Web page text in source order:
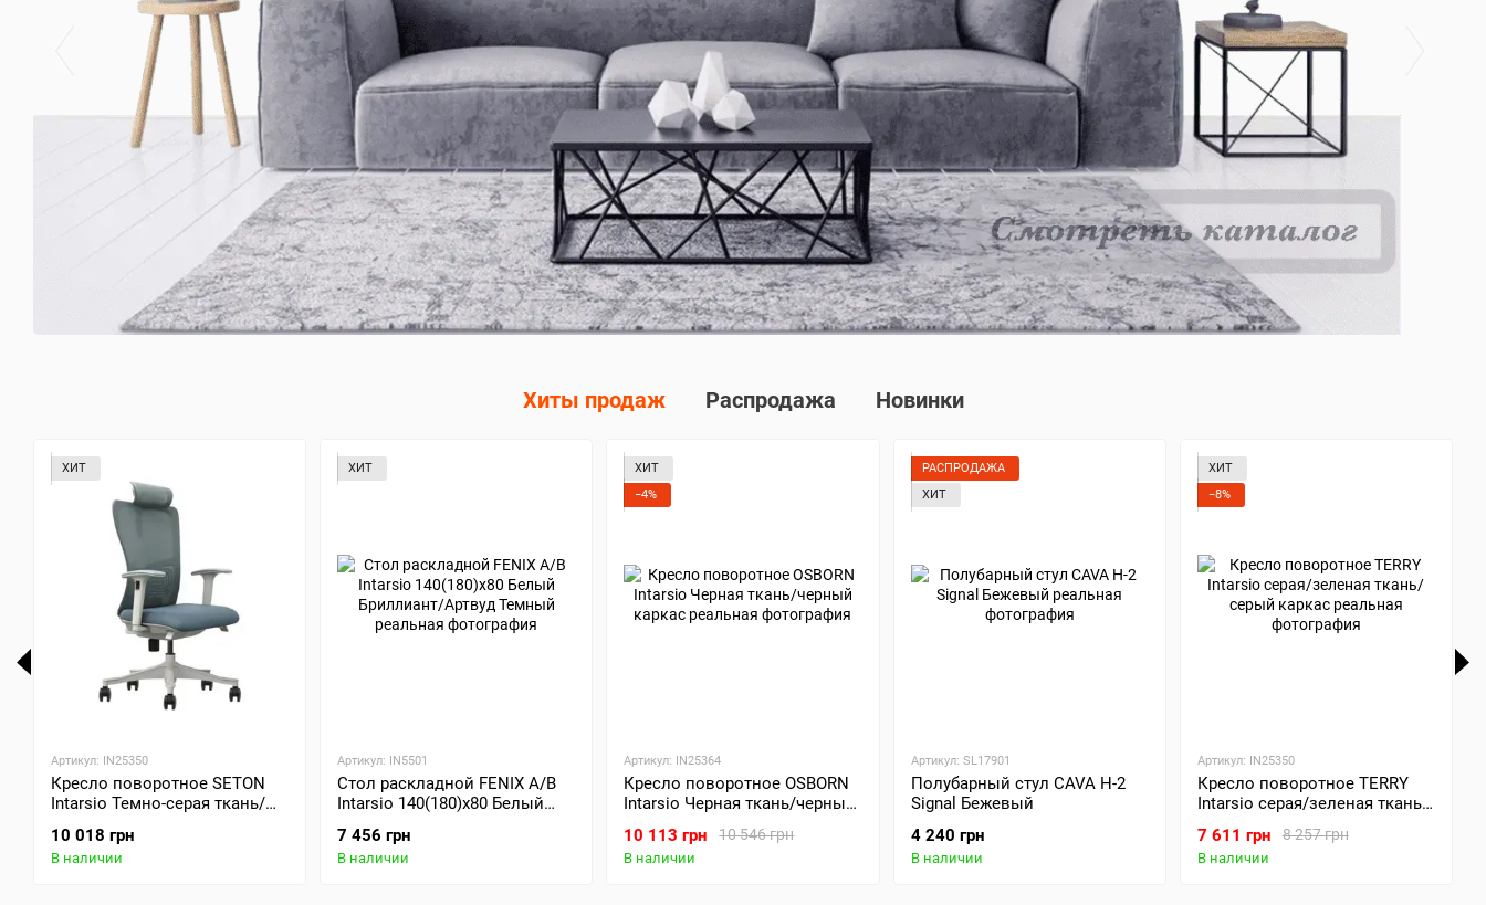
Хиты продаж Распродажа Новинки
ХИТ
Артикул: IN25350
Кресло поворотное SETON
Intarsio Темно-серая ткань/
10 018 грн
В наличии
ХИТ
Артикул: IN5501
Стол раскладной FENIX A/B
Intarsio 140(180)x80 Белый
7 456 грн
В наличии
ХИТ
−4%
Артикул: IN25364
Кресло поворотное OSBORN
Intarsio Черная ткань/черный
10 546 грн
10 113 грн
В наличии
РАСПРОДАЖА
ХИТ
Артикул: SL17901
Полубарный стул CAVA H-2
Signal Бежевый
4 240 грн
В наличии
ХИТ
−8%
Артикул: IN25350
Кресло поворотное TERRY
Intarsio серая/зеленая ткань/
8 257 грн
7 611 грн
В наличии